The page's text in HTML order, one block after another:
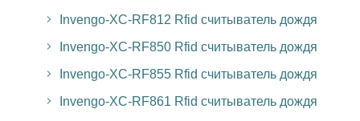
Invengo-XC-RF812 Rfid считыватель дождя
Invengo-XC-RF850 Rfid считыватель дождя
Invengo-XC-RF855 Rfid считыватель дождя
Invengo-XC-RF861 Rfid считыватель дождя